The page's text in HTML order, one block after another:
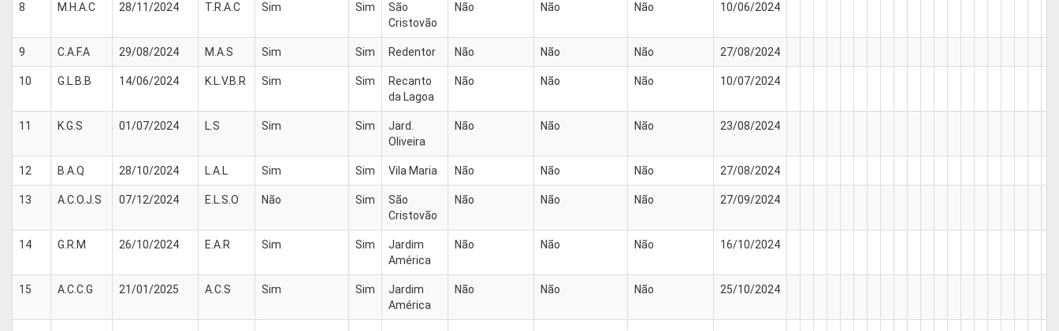
8 M.H.A.C 28/11/2024 T.R.A.C Sim Sim
São
Cristovão
Não Não Não 10/06/2024
9 C.A.F.A 29/08/2024 M.A.S Sim Sim Redentor Não Não Não 27/08/2024
10 G.L.B.B 14/06/2024 K.L.V.B.R Sim Sim
Recanto
da Lagoa
Não Não Não 10/07/2024
11 K.G.S 01/07/2024 L.S Sim Sim
Jard.
Oliveira
Não Não Não 23/08/2024
12 B.A.Q 28/10/2024 L.A.L Sim Sim Vila Maria Não Não Não 27/08/2024
13 A.C.O.J.S 07/12/2024 E.L.S.O Não Sim
São
Cristovão
Não Não Não 27/09/2024
14 G.R.M 26/10/2024 E.A.R Sim Sim
Jardim
América
Não Não Não 16/10/2024
15 A.C.C.G 21/01/2025 A.C.S Sim Sim
Jardim
América
Não Não Não 25/10/2024